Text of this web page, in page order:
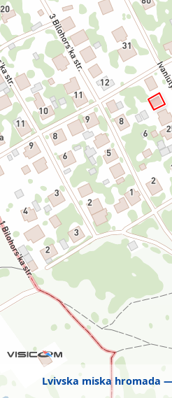
Lvivska miska hromada